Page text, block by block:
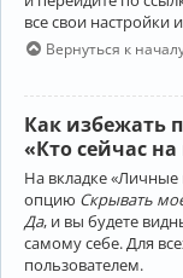
все свои настройки
Вернуться к
Как избежать
«Кто сейчас
На вкладке «Личные
опцию Скрывать
Да, и вы будете
самому себе. Для
пользователем.